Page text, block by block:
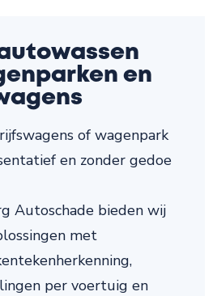
en
of wagenpark
en zonder gedoe
Autoschade bieden wij
met
per voertuig en